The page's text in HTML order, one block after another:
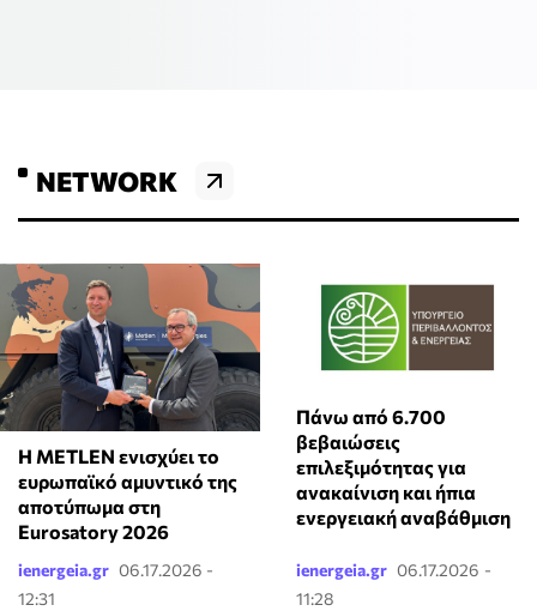
NETWORK
Η METLEN ενισχύει το
ευρωπαϊκό αμυντικό της
αποτύπωμα στη
Eurosatory 2026
ienergeia.gr 06.17.2026 -
12:31
Πάνω από 6.700
βεβαιώσεις
επιλεξιμότητας για
ανακαίνιση και ήπια
ενεργειακή αναβάθμιση
ienergeia.gr 06.17.2026 -
11:28